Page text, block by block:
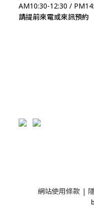
AM10:30-12:30 /
請提前來電或來訊預約
網站使用條款 |